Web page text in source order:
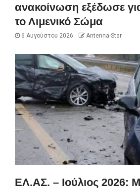
ανακοίνωση εξέδωσε
το Λιμενικό Σώμα
6 Αυγούστου 2026 Antenna-Star
ΕΛ.ΑΣ. – Ιούλιος 2026: